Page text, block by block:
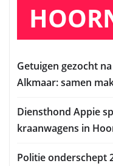
Getuigen gezocht
Alkmaar: samen
Diensthond Appie
kraanwagens in
Politie onderschept